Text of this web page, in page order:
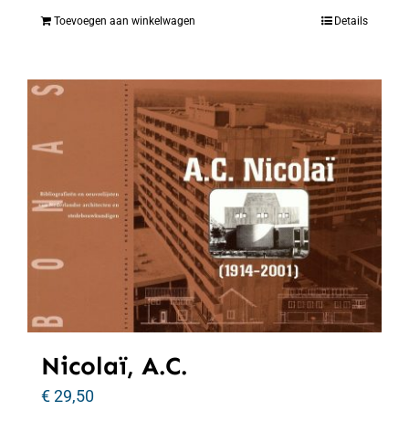
Toevoegen aan winkelwagen Details
Nicolaï, A.C.
€29,50